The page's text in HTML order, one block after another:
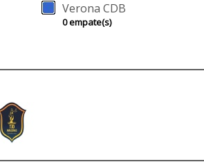
Verona CDB
0 empate(s)